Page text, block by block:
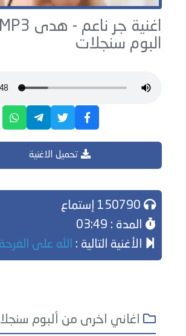
اغنية جر ناعم - هدى
البوم سنجلات
تحميل الاغنية
المدة : 03:49
الأغنية التالية : الله على الفرحة
اغاني اخرى من ألبوم